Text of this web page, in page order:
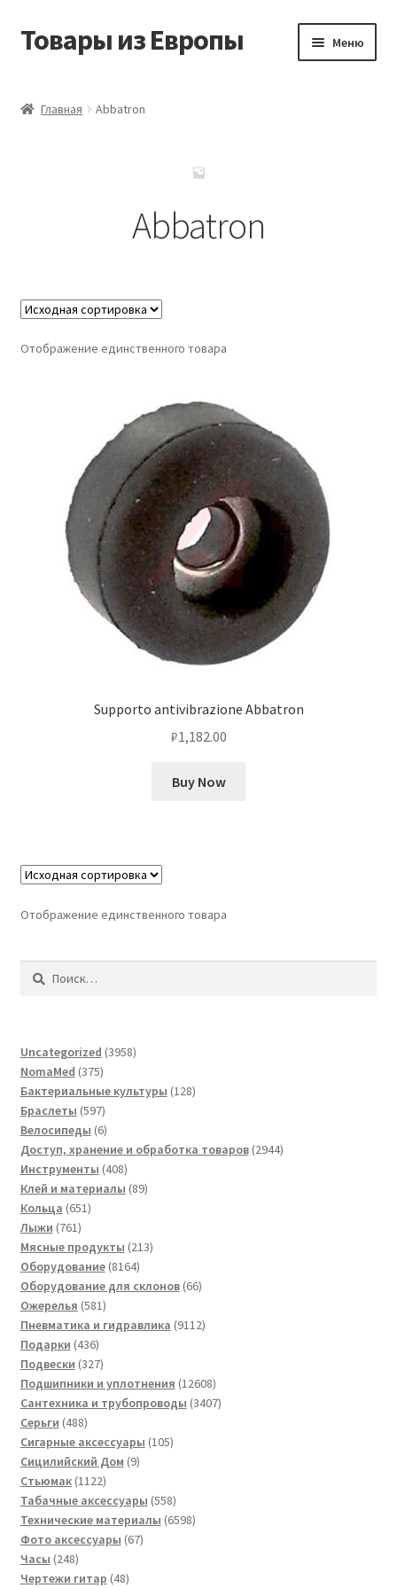
Перейти
Перейти
Товары из Европы Меню
Заказать товары из Европы
Мой аккаунт
Оформление заказа
Подтверждение заказа
Сотрудничество
Главная Abbatron
Abbatron
Отображение единственного товара
Supporto antivibrazione Abbatron
₽1,182.00
Buy Now
Отображение единственного товара
Найти:
Uncategorized 39583958
NomaMed 375375
товаров
Бактериальные культуры 128128
Браслеты 597597
товаров
Велосипеды 66
товаров
Доступ, хранение и обработка товаров 29442944
Инструменты 408408
товаров
Клей и материалы 8989
Кольца 651651
Лыжи 761761
товар
Мясные продукты 213213
Оборудование 81648164
товара
Оборудование для склонов 6666
Ожерелья 581581
товар
Пневматика и гидравлика 91129112
Подарки 436436
товаров
Подвески 327327
товаров
Подшипники и уплотнения 1260812608
товаров
Сантехника и трубопроводы 34073407
Серьги 488488
товаров
Сигарные аксессуары 105105
Сицилийский Дом 99
Стьюмак 11221122
товара
Табачные аксессуары 558558
товаров
Технические материалы 65986598
Фото аксессуары 6767
Часы 248248
товаров
Чертежи гитар 4848